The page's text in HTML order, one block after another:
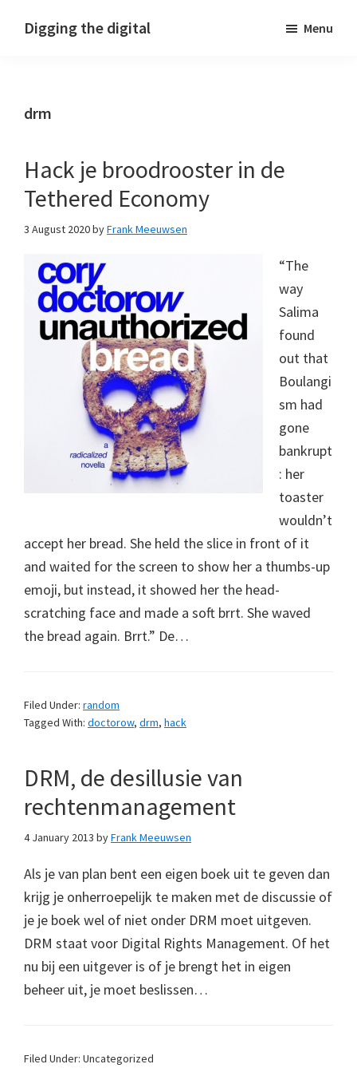
Digging the digital Menu
drm
Hack je broodrooster in de
Tethered Economy
3 August 2020byFrank Meeuwsen
“The
way
Salima
found
out that
Boulangi
sm had
gone
bankrupt
: her
toaster
wouldn’t
accept her bread. She held the slice in front of it
and waited for the screen to show her a thumbs-up
emoji, but instead, it showed her the head-
scratching face and made a soft brrt. She waved
the bread again. Brrt.” De…
Filed Under: random
Tagged With: doctorow, drm, hack
DRM, de desillusie van
rechtenmanagement
4 January 2013 byFrank Meeuwsen
Als je van plan bent een eigen boek uit te geven dan
krijg je onherroepelijk te maken met de discussie of
je je boek wel of niet onder DRM moet uitgeven.
DRM staat voor Digital Rights Management. Of het
nu bij een uitgever is of je brengt het in eigen
beheer uit, je moet beslissen…
Filed Under: Uncategorized